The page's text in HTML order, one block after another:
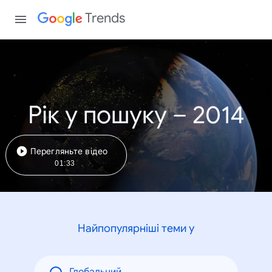
Trends
Рік у пошуку – 2014
Перегляньте відео
01:33
Найпопулярніші теми у